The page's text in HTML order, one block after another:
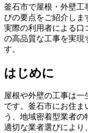
釜石市で屋根・外壁工
びの要点をご紹介しま
実際の利用者による口
の高品質な工事を実現
す。
はじめに
屋根や外壁の工事は一
です。釜石市にお住ま
う、地域密着型業者の
適切な業者選びにより